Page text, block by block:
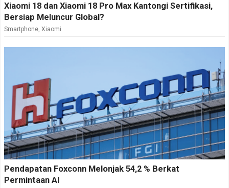
Xiaomi 18 dan Xiaomi 18 Pro Max Kantongi Sertifikasi,
Bersiap Meluncur Global?
Smartphone Xiaomi
Pendapatan Foxconn Melonjak 54,2 % Berkat
Permintaan AI